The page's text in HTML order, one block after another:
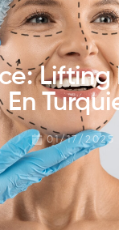
Lifting
En
01/17/2025